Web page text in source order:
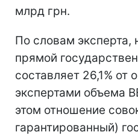
млрд грн.
По словам эксперта,
прямой
составляет 26,1% от
экспертами объема
этом отношение
гарантированный)